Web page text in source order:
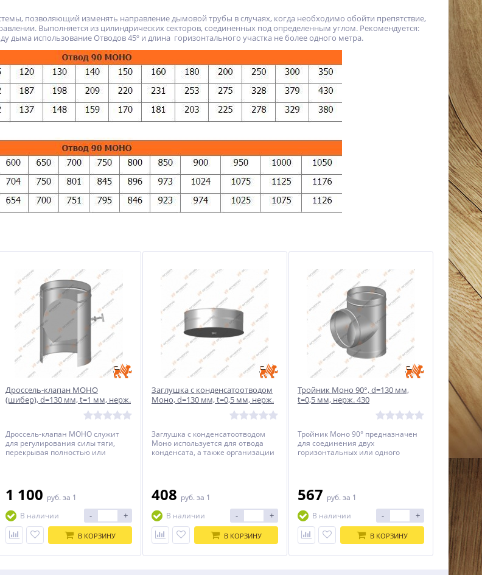
позволяющий изменять направление дымовой трубы в случаях, когда необходимо обойти препятствие,
Выполняется из цилиндрических секторов, соединенных под определенным углом. Рекомендуется:
дыма использование Отводов 45º и длина горизонтального участка не более одного метра.
Дроссель-клапан МОНО
(шибер), d=130 мм, t=1 мм, нерж.
Дроссель-клапан МОНО служит
для регулирования силы тяги,
перекрывая полностью или
когда отопительный прибор не
используется.
1 100 руб. за 1
В наличии
- +
В КОРЗИНУ
Заглушка с конденсатоотводом
Моно, d=130 мм, t=0,5 мм, нерж.
Заглушка с конденсатоотводом
Моно используется для отвода
конденсата, а также организации
408 руб. за 1
В наличии
- +
В КОРЗИНУ
Тройник Моно 90°, d=130 мм,
t=0,5 мм, нерж. 430
Тройник Моно 90° предназначен
для соединения двух
горизонтальных или одного
567 руб. за 1
В наличии
- +
В КОРЗИНУ